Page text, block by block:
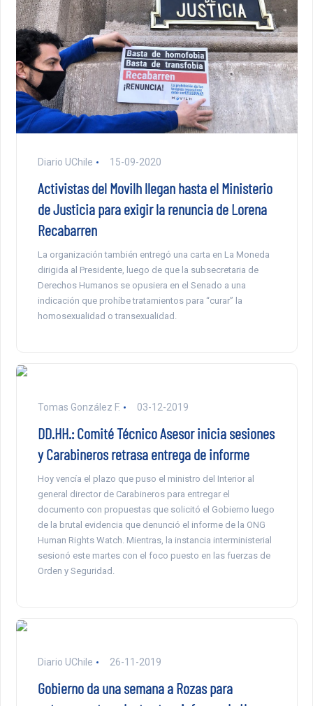
Diario UChile 15-09-2020
Activistas del Movilh llegan hasta el Ministerio
de Justicia para exigir la renuncia de Lorena
Recabarren
La organización también entregó una carta en La Moneda
dirigida al Presidente, luego de que la subsecretaria de
Derechos Humanos se opusiera en el Senado a una
indicación que prohíbe tratamientos para “curar” la
homosexualidad o transexualidad.
Tomas González F. 03-12-2019
DD.HH.: Comité Técnico Asesor inicia sesiones
y Carabineros retrasa entrega de informe
Hoy vencía el plazo que puso el ministro del Interior al
general director de Carabineros para entregar el
documento con propuestas que solicitó el Gobierno luego
de la brutal evidencia que denunció el informe de la ONG
Human Rights Watch. Mientras, la instancia interministerial
sesionó este martes con el foco puesto en las fuerzas de
Orden y Seguridad.
Diario UChile 26-11-2019
Gobierno da una semana a Rozas para